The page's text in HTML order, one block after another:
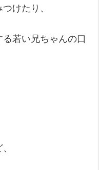
けたり、
若い兄ちゃんの口